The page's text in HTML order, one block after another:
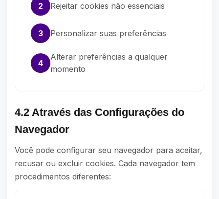
2 Rejeitar cookies não essenciais
3 Personalizar suas preferências
4
Alterar preferências a qualquer
momento
4.2 Através das Configurações do
Navegador
Você pode configurar seu navegador para aceitar,
recusar ou excluir cookies. Cada navegador tem
procedimentos diferentes: